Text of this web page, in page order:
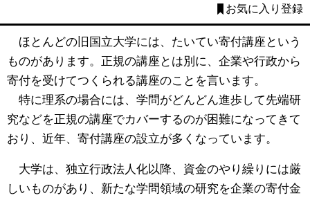
お気に入り登録
ほとんどの旧国立大学には、たいてい寄付講座という
ものがあります。正規の講座とは別に、企業や行政から
寄付を受けてつくられる講座のことを言います。
特に理系の場合には、学問がどんどん進歩して先端研
究などを正規の講座でカバーするのが困難になってきて
おり、近年、寄付講座の設立が多くなっています。
大学は、独立行政法人化以降、資金のやり繰りには厳
しいものがあり、新たな学問領域の研究を企業の寄付金